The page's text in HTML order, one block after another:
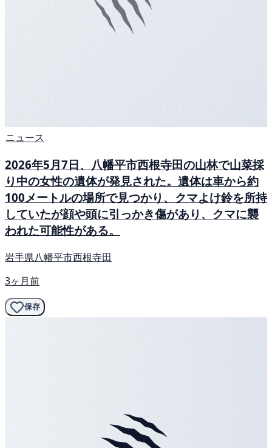
ニュース
2026年5月7日、八幡平市西根寺田の山林で山菜採
り中の女性の遺体が発見された。遺体は車から約
100メートルの場所で見つかり、クマよけ鈴を所持
していたが顔や頭に引っかき傷があり、クマに襲
われた可能性がある。
岩手県八幡平市西根寺田
3ヶ月前
保存